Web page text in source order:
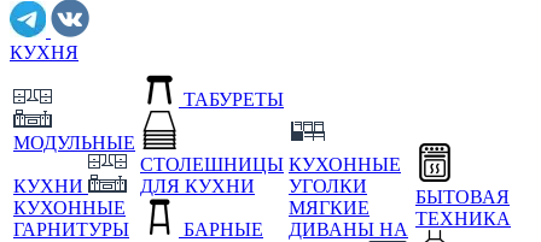
КУХНЯ
МОДУЛЬНЫЕ
КУХНИ
КУХОННЫЕ
ГАРНИТУРЫ
ТАБУРЕТЫ
СТОЛЕШНИЦЫ
ДЛЯ КУХНИ
БАРНЫЕ
КУХОННЫЕ
УГОЛКИ
МЯГКИЕ
ДИВАНЫ НА
БЫТОВАЯ
ТЕХНИКА